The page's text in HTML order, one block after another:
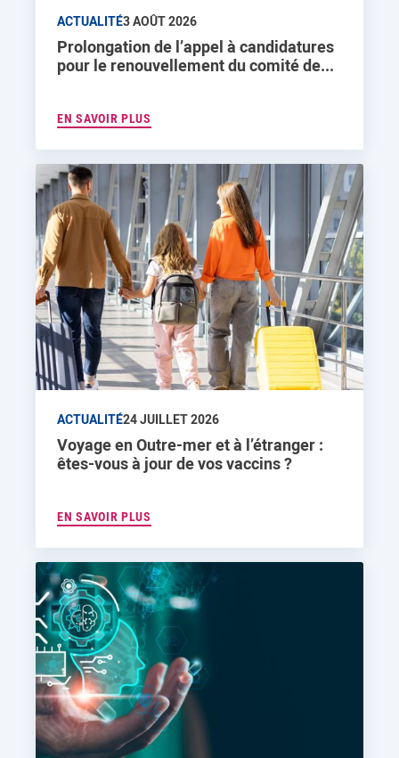
ACTUALITÉ3 AOÛT 2026
Prolongation de l’appel à candidatures
pour le renouvellement du comité de...
EN SAVOIR PLUS
ACTUALITÉ24 JUILLET 2026
Voyage en Outre-mer et à l’étranger :
êtes-vous à jour de vos vaccins ?
EN SAVOIR PLUS